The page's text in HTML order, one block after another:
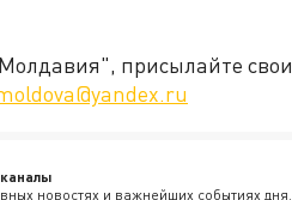
присылайте свои
новостях и важнейших событиях дня.